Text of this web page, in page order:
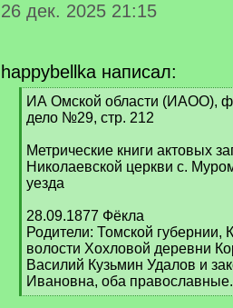
26 дек. 2025 21:15
happybellka написал:
[
q
ИА Омской области (ИАОО),
дело №29, стр. 212
Метрические книги актовых
Николаевской церкви с.
уезда
28.09.1877 Фёкла
Родители: Томской губернии,
волости Хохловой деревни
Василий Кузьмин Удалов и
Ивановна, оба православные.
[